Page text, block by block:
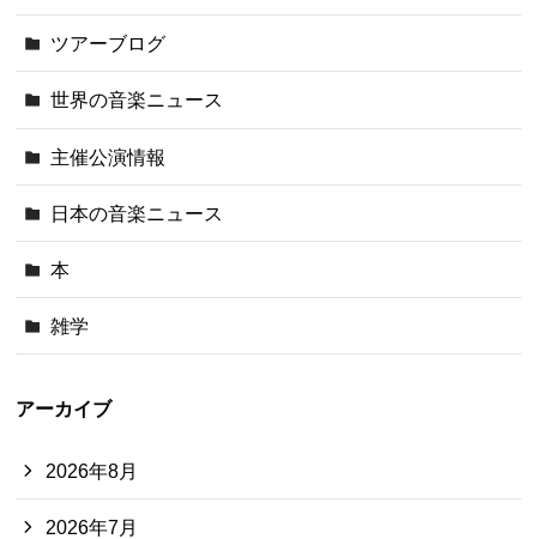
ツアーブログ
世界の音楽ニュース
主催公演情報
日本の音楽ニュース
本
雑学
アーカイブ
2026年8月
2026年7月